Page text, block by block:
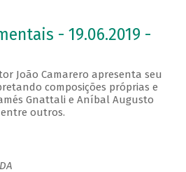
- 19.06.2019 -
João Camarero apresenta seu
composições próprias e
Gnattali e Aníbal Augusto
outros.